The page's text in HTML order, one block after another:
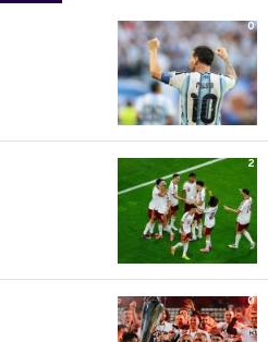
0
2
0